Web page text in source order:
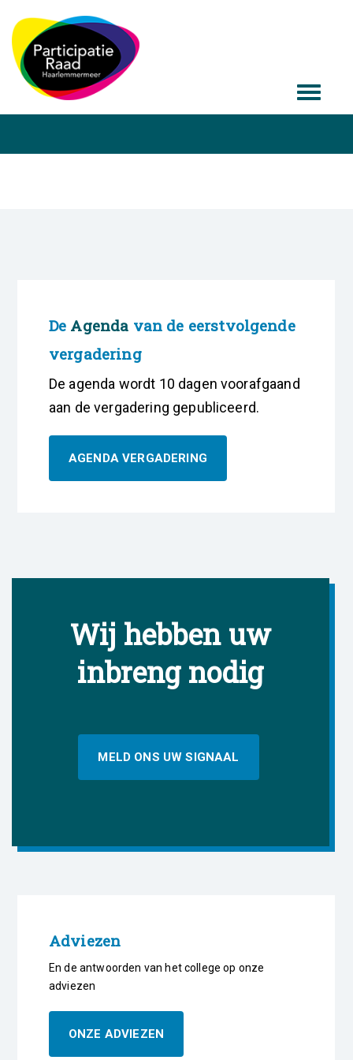
De Agenda van de eerstvolgende
vergadering
De agenda wordt 10 dagen voorafgaand
aan de vergadering gepubliceerd.
AGENDA VERGADERING
Wij hebben uw
inbreng nodig
MELD ONS UW SIGNAAL
Adviezen
En de antwoorden van het college op onze
adviezen
ONZE ADVIEZEN